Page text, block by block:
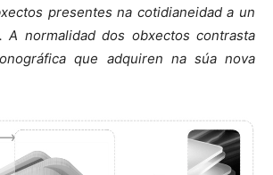
presentes na cotidianeidad a un
A normalidad dos obxectos contrasta
que adquiren na súa nova